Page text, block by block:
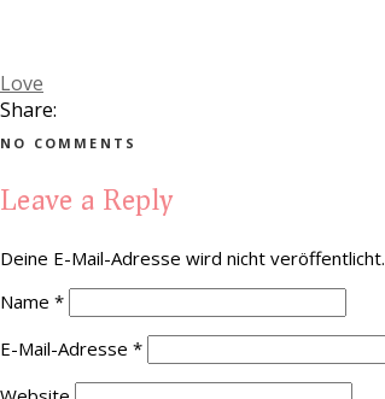
Love
Share:
NO COMMENTS
Leave a Reply
Deine E-Mail-Adresse wird nicht veröffentlicht.
Name *
E-Mail-Adresse *